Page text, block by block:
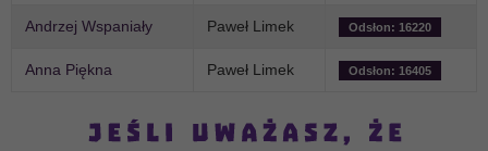
Andrzej Wspaniały Paweł Limek Odsłon: 16220
Anna Piękna Paweł Limek Odsłon: 16405